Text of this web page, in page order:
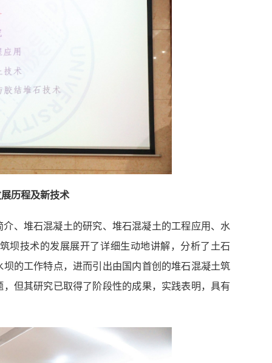
历程及新技术
、堆石混凝土的研究、堆石混凝土的工程应用、水
坝技术的发展展开了详细生动地讲解，分析了土石
的工作特点，进而引出由国内首创的堆石混凝土筑
但其研究已取得了阶段性的成果，实践表明，具有